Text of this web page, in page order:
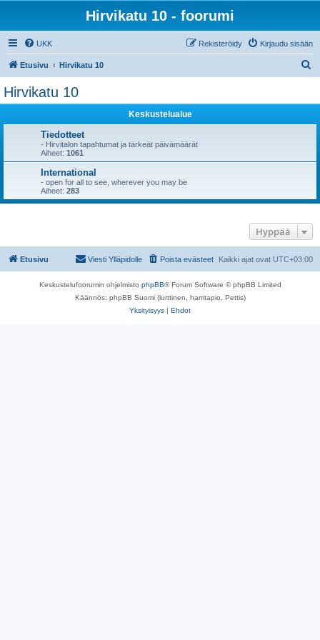
Hirvikatu 10 - foorumi
UKK Kirjaudu sisään
Rekisteröidy
Etusivu Hirvikatu 10
Hirvikatu 10
Keskustelualue
Tiedotteet
- Hirvitalon tapahtumat ja tärkeät päivämäärät
Aiheet: 1061
International
- open for all to see, wherever you may be
Aiheet: 283
Hyppää
Etusivu Kaikki ajat ovat UTC+03:00
Poista evästeet
Viesti Ylläpidolle
Keskustelufoorumin ohjelmisto phpBB® Forum Software © phpBB Limited
Käännös: phpBB Suomi (lurttinen, harritapio, Pettis)
Yksityisyys | Ehdot